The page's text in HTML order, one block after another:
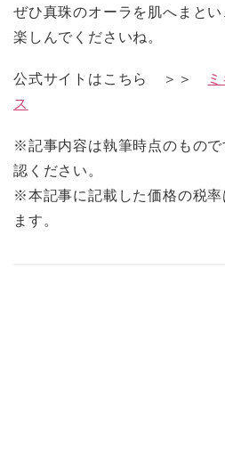
ぜひ真珠のオーラを肌へまと
楽しんでくださいね。
公式サイトはこちら ＞＞
ス
※記事内容は執筆時点のもの
認ください。
※本記事に記載した価格の税
ます。